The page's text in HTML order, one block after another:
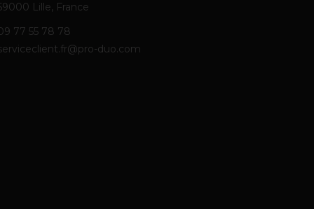
Lille, France
77 55 78 78
duo.com